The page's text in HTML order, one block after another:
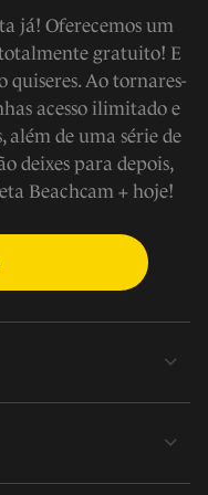
já! Oferecemos um
gratuito! E
quiseres. Ao tornares-
acesso ilimitado e
além de uma série de
deixes para depois,
Beachcam + hoje!